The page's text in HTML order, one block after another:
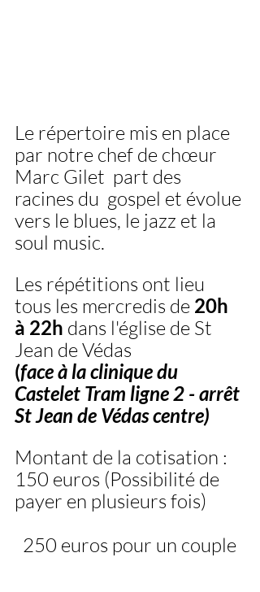
Le répertoire mis en place
par notre chef de chœur
Marc Gilet  part des
racines du  gospel et évolue
vers le blues, le jazz et la
soul music.
Les répétitions ont lieu
tous les mercredis de 20h
à 22h dans l'église de St
Jean de Védas
(face à la clinique du
Castelet Tram ligne 2 - arrêt
St Jean de Védas centre)
Montant de la cotisation :
150 euros (Possibilité de
payer en plusieurs fois)
  250 euros pour un couple